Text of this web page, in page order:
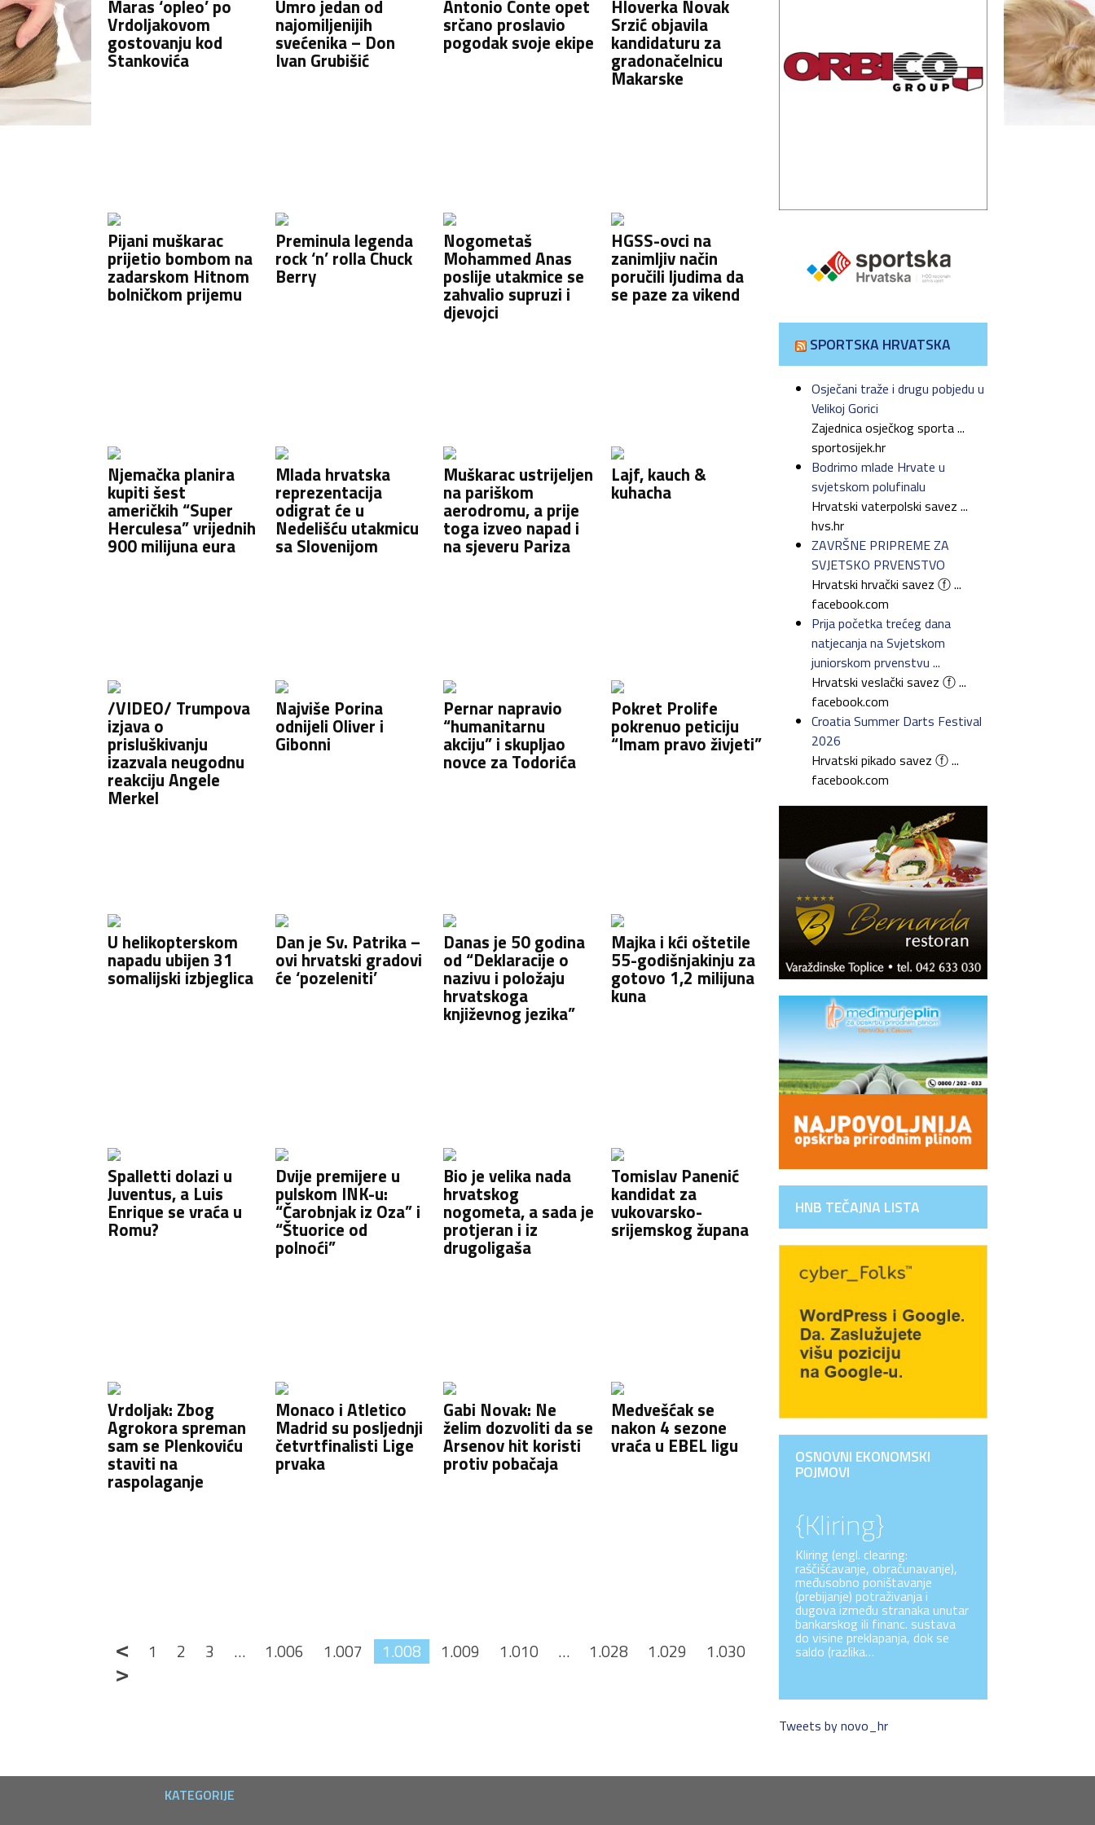
Maras ‘opleo’ po
Vrdoljakovom
gostovanju kod
Stankovića
Umro jedan od
najomiljenijih
svećenika – Don
Ivan Grubišić
Antonio Conte opet
srčano proslavio
pogodak svoje ekipe
Hloverka Novak
Srzić objavila
kandidaturu za
gradonačelnicu
Makarske
Pijani muškarac
prijetio bombom na
zadarskom Hitnom
bolničkom prijemu
Preminula legenda
rock ‘n’ rolla Chuck
Berry
Nogometaš
Mohammed Anas
poslije utakmice se
zahvalio supruzi i
djevojci
HGSS-ovci na
zanimljiv način
poručili ljudima da
se paze za vikend
Njemačka planira
kupiti šest
američkih “Super
Herculesa” vrijednih
900 milijuna eura
Mlada hrvatska
reprezentacija
odigrat će u
Nedelišću utakmicu
sa Slovenijom
Muškarac ustrijeljen
na pariškom
aerodromu, a prije
toga izveo napad i
na sjeveru Pariza
Lajf, kauch &
kuhacha
/VIDEO/ Trumpova
izjava o
prisluškivanju
izazvala neugodnu
reakciju Angele
Merkel
Najviše Porina
odnijeli Oliver i
Gibonni
Pernar napravio
“humanitarnu
akciju” i skupljao
novce za Todorića
Pokret Prolife
pokrenuo peticiju
“Imam pravo živjeti”
U helikopterskom
napadu ubijen 31
somalijski izbjeglica
Dan je Sv. Patrika –
ovi hrvatski gradovi
će ‘pozeleniti’
Danas je 50 godina
od “Deklaracije o
nazivu i položaju
hrvatskoga
književnog jezika”
Majka i kći oštetile
55-godišnjakinju za
gotovo 1,2 milijuna
kuna
Spalletti dolazi u
Juventus, a Luis
Enrique se vraća u
Romu?
Dvije premijere u
pulskom INK-u:
“Čarobnjak iz Oza” i
“Štuorice od
polnoći”
Bio je velika nada
hrvatskog
nogometa, a sada je
protjeran i iz
drugoligaša
Tomislav Panenić
kandidat za
vukovarsko-
srijemskog župana
Vrdoljak: Zbog
Agrokora spreman
sam se Plenkoviću
staviti na
raspolaganje
Monaco i Atletico
Madrid su posljednji
četvrtfinalisti Lige
prvaka
Gabi Novak: Ne
želim dozvoliti da se
Arsenov hit koristi
protiv pobačaja
Medvešćak se
nakon 4 sezone
vraća u EBEL ligu
< 1 2 3 … 1.006 1.007 1.008 1.009 1.010 … 1.028 1.029 1.030
>
SPORTSKA HRVATSKA
Osječani traže i drugu pobjedu u
Velikoj Gorici
Zajednica osječkog sporta ...
sportosijek.hr
Bodrimo mlade Hrvate u
svjetskom polufinalu
Hrvatski vaterpolski savez ...
hvs.hr
ZAVRŠNE PRIPREME ZA
SVJETSKO PRVENSTVO
Hrvatski hrvački savez ⓕ ...
facebook.com
Prija početka trećeg dana
natjecanja na Svjetskom
juniorskom prvenstvu ...
Hrvatski veslački savez ⓕ ...
facebook.com
Croatia Summer Darts Festival
2026
Hrvatski pikado savez ⓕ ...
facebook.com
HNB TEČAJNA LISTA
OSNOVNI EKONOMSKI
POJMOVI
{Kliring}
Kliring (engl. clearing:
raščišćavanje, obračunavanje),
međusobno poništavanje
(prebijanje) potraživanja i
dugova između stranaka unutar
bankarskog ili financ. sustava
do visine preklapanja, dok se
saldo (razlika…
Tweets by novo_hr
KATEGORIJE